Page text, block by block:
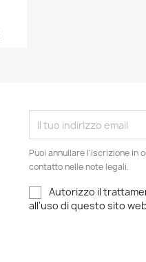
Puoi annullare l'iscrizione in
contatto nelle note legali.
Autorizzo il
all'uso di questo sito